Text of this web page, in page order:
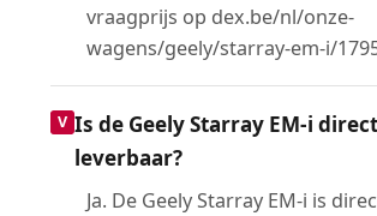
vraagprijs op dex.be/nl/onze-
wagens/geely/starray-em-i/
Is de Geely Starray EM-i direct
leverbaar?
Ja. De Geely Starray EM-i is